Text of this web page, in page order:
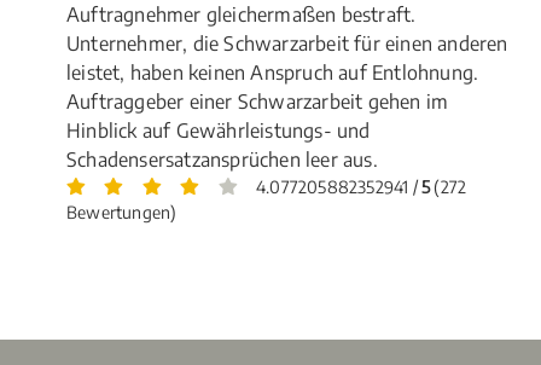
Auftragnehmer gleichermaßen bestraft.
Unternehmer, die Schwarzarbeit für einen anderen
leistet, haben keinen Anspruch auf Entlohnung.
Auftraggeber einer Schwarzarbeit gehen im
Hinblick auf Gewährleistungs- und
Schadensersatzansprüchen leer aus.
4.077205882352941 /5(272
Bewertungen)